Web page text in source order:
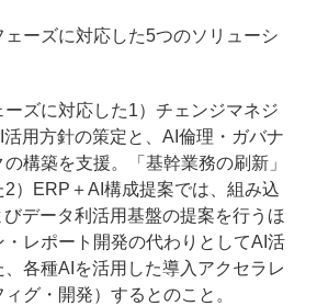
ーズに対応した5つのソリューシ
ズに対応した1）チェンジマネジ
活用方針の策定と、AI倫理・ガバナ
構築を支援。「基幹業務の刷新」
）ERP＋AI構成提案では、組み込
データ利活用基盤の提案を行うほ
レポート開発の代わりとしてAI活
各種AIを活用した導入アクセラレ
グ・開発）するとのこと。